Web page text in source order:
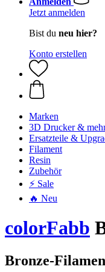
Jetzt anmelden
Bist du neu hier?
Konto erstellen
Marken
3D Drucker &
Ersatzteile &
Filament
Resin
Zubehör
⚡ Sale
🔥 Neu
colorFabb
Bronze-